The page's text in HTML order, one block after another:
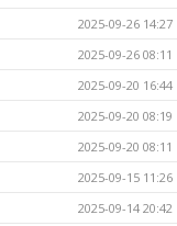
2025-09-26 14:27
2025-09-26 08:11
2025-09-20 16:44
2025-09-20 08:19
2025-09-20 08:11
2025-09-15 11:26
2025-09-14 20:42